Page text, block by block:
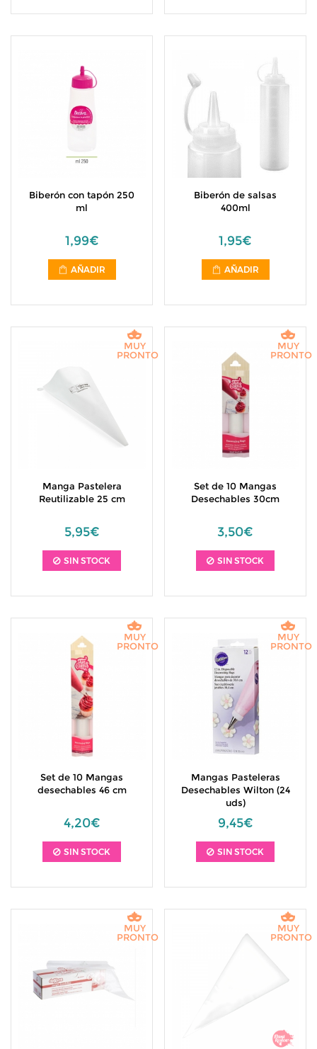
Biberón con tapón 250
ml
1,99€
AÑADIR
Biberón de salsas
400ml
1,95€
AÑADIR
Manga Pastelera
Reutilizable 25 cm
5,95€
SIN STOCK
MUY
PRONTO
Set de 10 Mangas
Desechables 30cm
3,50€
SIN STOCK
MUY
PRONTO
Set de 10 Mangas
desechables 46 cm
4,20€
SIN STOCK
MUY
PRONTO
Mangas Pasteleras
Desechables Wilton (24
uds)
9,45€
SIN STOCK
MUY
PRONTO
MUY
PRONTO
MUY
PRONTO